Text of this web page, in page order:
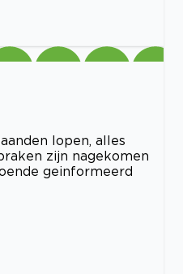
lopen, alles
zijn nagekomen
geinformeerd